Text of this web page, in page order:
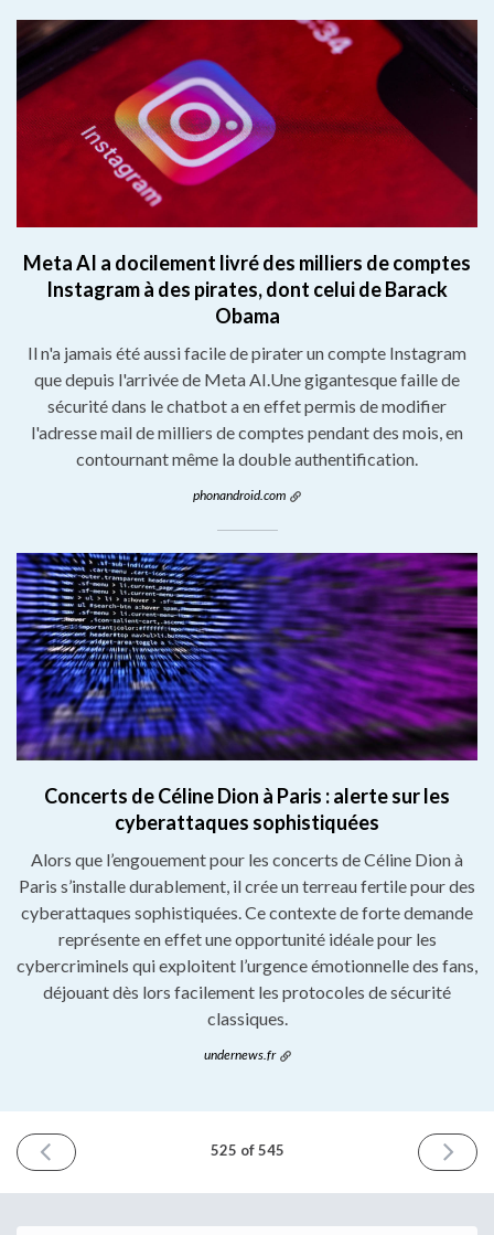
Meta AI a docilement livré des milliers de comptes
Instagram à des pirates, dont celui de Barack
Obama
Il n'a jamais été aussi facile de pirater un compte Instagram
que depuis l'arrivée de Meta AI.Une gigantesque faille de
sécurité dans le chatbot a en effet permis de modifier
l'adresse mail de milliers de comptes pendant des mois, en
contournant même la double authentification.
phonandroid.com
Concerts de Céline Dion à Paris : alerte sur les
cyberattaques sophistiquées
Alors que l’engouement pour les concerts de Céline Dion à
Paris s’installe durablement, il crée un terreau fertile pour des
cyberattaques sophistiquées. Ce contexte de forte demande
représente en effet une opportunité idéale pour les
cybercriminels qui exploitent l’urgence émotionnelle des fans,
déjouant dès lors facilement les protocoles de sécurité
classiques.
undernews.fr
NUMÉRO
PRÉCÉDENT
2026
525 of 545
2026